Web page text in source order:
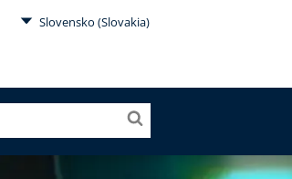
Slovensko (Slovakia)